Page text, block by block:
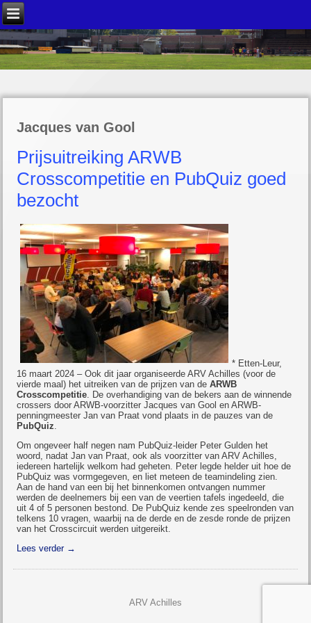
Jacques van Gool
Prijsuitreiking ARWB
Crosscompetitie en PubQuiz goed
bezocht
* Etten-Leur,
16 maart 2024 – Ook dit jaar organiseerde ARV Achilles (voor de
vierde maal) het uitreiken van de prijzen van deARWB
Crosscompetitie. De overhandiging van de bekers aan de winnende
crossers door ARWB-voorzitter Jacques van Gool en ARWB-
penningmeester Jan van Praat vond plaats in de pauzes van de
PubQuiz.
Om ongeveer half negen nam PubQuiz-leider Peter Gulden het
woord, nadat Jan van Praat, ook als voorzitter van ARV Achilles,
iedereen hartelijk welkom had geheten. Peter legde helder uit hoe de
PubQuiz was vormgegeven, en liet meteen de teamindeling zien.
Aan de hand van een bij het binnenkomen ontvangen nummer
werden de deelnemers bij een van de veertien tafels ingedeeld, die
uit 4 of 5 personen bestond. De PubQuiz kende zes speelronden van
telkens 10 vragen, waarbij na de derde en de zesde ronde de prijzen
van het Crosscircuit werden uitgereikt.
Lees verder →
ARV Achilles